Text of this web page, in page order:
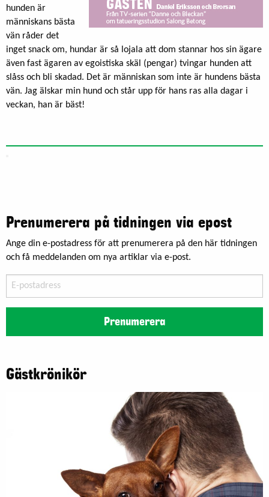
hunden är
människans bästa
vän råder det
inget snack om, hundar är så lojala att dom stannar hos sin ägare
även fast ägaren av egoistiska skäl (pengar) tvingar hunden att
slåss och bli skadad. Det är människan som inte är hundens bästa
vän. Jag älskar min hund och står upp för hans ras alla dagar i
veckan, han är bäst!
Prenumerera på tidningen via epost
Ange din e-postadress för att prenumerera på den här tidningen
och få meddelanden om nya artiklar via e-post.
postadress
Prenumerera
Gästkrönikör